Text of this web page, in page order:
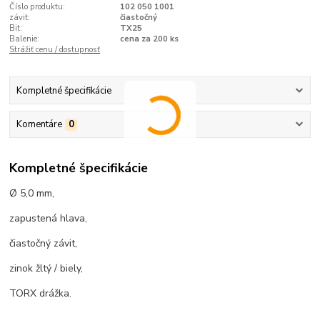
Číslo produktu:
102 050 1001
závit:
čiastočný
Bit:
TX25
Balenie:
cena za 200 ks
Strážiť cenu / dostupnosť
Kompletné špecifikácie
Komentáre 0
Kompletné špecifikácie
Ø 5,0 mm,
zapustená hlava,
čiastočný závit,
zinok žltý / biely,
TORX drážka.